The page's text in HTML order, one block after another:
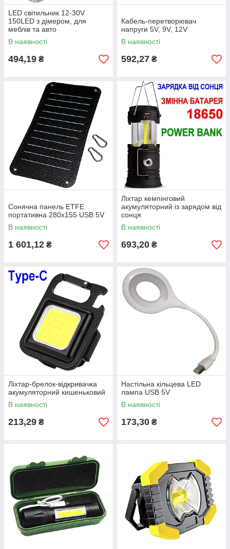
LED світильник 12-30V
150LED з дімером, для
меблів та авто
В наявності
494,19 ₴
Кабель-перетворювач
напруги 5V, 9V, 12V
В наявності
592,27 ₴
Сонячна панель ETFE
портативна 280x155 USB 5V
В наявності
1 601,12 ₴
Ліхтар кемпінговий
акумуляторний із зарядом від
сонця
В наявності
693,20 ₴
Ліхтар-брелок-відкривачка
акумуляторний кишеньковий
В наявності
213,29 ₴
Настільна кільцева LED
лампа USB 5V
В наявності
173,30 ₴